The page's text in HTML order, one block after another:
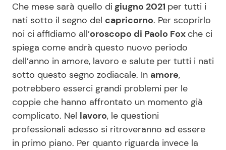
Mondo Mamma
News benessere
Salute
Viaggi e Turismo
Festività
Le Ricette in TV
Primi Piatti
Ricette Facili e Veloci
Ricette Feste
Ricette per Bambini
Che mese sarà quello di giugno 2021 per tutti i
nati sotto il segno del capricorno. Per scoprirlo
noi ci affidiamo all’oroscopo di Paolo Fox che ci
spiega come andrà questo nuovo periodo
dell’anno in amore, lavoro e salute per tutti i nati
sotto questo segno zodiacale. In amore,
potrebbero esserci grandi problemi per le
coppie che hanno affrontato un momento già
complicato. Nel lavoro, le questioni
professionali adesso si ritroveranno ad essere
in primo piano. Per quanto riguarda invece la